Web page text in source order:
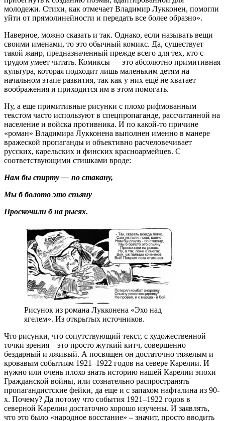
молодежи. Стихи, как отмечает Владимир Лукконен, помогли
уйти от прямолинейности и передать все более образно».
Наверное, можно сказать и так. Однако, если называть вещи
своими именами, то это обычный комикс. Да, существует
такой жанр, предназначенный прежде всего для тех, кто с
трудом умеет читать. Комиксы — это абсолютно примитивная
культура, которая подходит лишь маленьким детям на
начальном этапе развития, так как у них ещё не хватает
воображения и приходится им в этом помогать.
Ну, а еще примитивные рисунки с плохо рифмованным
текстом часто используют в спецпропаганде, рассчитанной на
население и войска противника. И по какой-то причине
«роман» Владимира Лукконена выполнен именно в манере
вражеской пропаганды и объективно расчеловечивает
русских, карельских и финских красноармейцев. С
соответствующими стишками вроде:
Нам бы спирту — по стакану,
Мы б болото это спьяну
Проскочили б на рысях.
Рисунок из романа Лукконена «Эхо над
ягелем». Из открытых источников.
Что рисунки, что сопутствующий текст, с художественной
точки зрения – это просто жуткий китч, совершенно
бездарный и лживый. А посвящен он достаточно тяжелым и
кровавым событиям 1921–1922 годов на севере Карелии. И
нужно или очень плохо знать историю нашей Карелии эпохи
Гражданской войны, или сознательно распространять
пропагандистские фейки, да еще и с запахом нафталина из 90-
х. Почему? Да потому что события 1921–1922 годов в
северной Карелии достаточно хорошо изучены. И заявлять,
что это было «народное восстание» – значит, просто вводить